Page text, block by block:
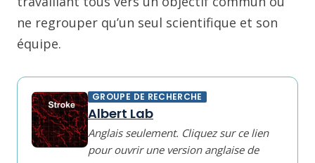
ne regrouper qu’un seul scientifique et son
équipe.
GROUPE DE RECHERCHE
Albert Lab
Anglais seulement. Cliquez sur ce lien
pour ouvrir une version anglaise de